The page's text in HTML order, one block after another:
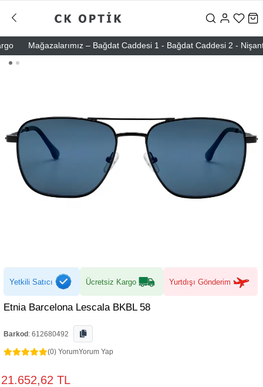
Mağazalarımız – Bağdat Caddesi 1 - Bağdat Caddesi 2 -
Yetkili Satıcı Ücretsiz Kargo Yurtdışı Gönderim
Etnia Barcelona Lescala BKBL 58
Barkod : 612680492
(0) YorumYorum Yap
21.652,62 TL